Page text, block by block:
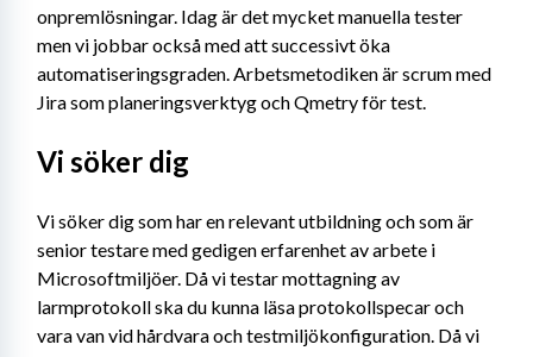
onpremlösningar. Idag är det mycket manuella tester
men vi jobbar också med att successivt öka
automatiseringsgraden. Arbetsmetodiken är scrum med
Jira som planeringsverktyg och Qmetry för test.
Vi söker dig
Vi söker dig som har en relevant utbildning och som är
senior testare med gedigen erfarenhet av arbete i
Microsoftmiljöer. Då vi testar mottagning av
larmprotokoll ska du kunna läsa protokollspecar och
vara van vid hårdvara och testmiljökonfiguration. Då vi